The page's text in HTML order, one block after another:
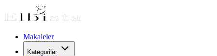
Makaleler
Kategoriler